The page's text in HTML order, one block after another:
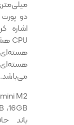
هسته‌ای و
می‌باشد.